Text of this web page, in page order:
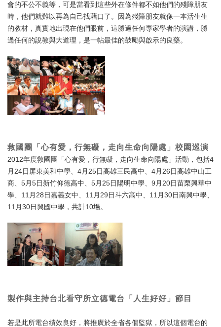
會的不公不義等，可是當看到這些外在條件都不如他們的殘障朋友
時，他們就難以再為自己找藉口了。因為殘障朋友就像一本活生生
的教材，真實地出現在他們眼前，這勝過任何專家學者的演講，勝
過任何的說教與大道理，是一帖最佳的鼓勵與啟示的良藥。
救國團「心有愛，行無礙，走向生命向陽處」校園巡演
2012年度救國團「心有愛，行無礙，走向生命向陽處」活動，包括4
月24日屏東美和中學、4月25日高雄三民高中、4月26日高雄中山工
商、5月5日新竹仰德高中、5月25日陽明中學、9月20日苗栗興華中
學、11月28日嘉義女中、11月29日斗六高中、11月30日南興中學、
11月30日興國中學，共計10場。
製作與主持台北看守所立德電台「人生好好」節目
若是此所電台績效良好，將推廣於全省各個監獄，所以這個電台的